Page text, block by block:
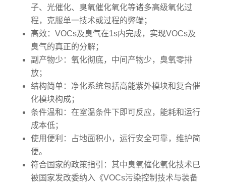
子、光催化、臭氧催化氧化等诸多高级氧化过
程，克服单一技术或过程的弊端；
高效：VOCs及臭气在1s内完成，实现VOCs及
臭气的真正的分解；
副产物少：氧化彻底，中间产物少，臭氧零排
放；
结构简单：净化系统包括高能紫外模块和复合催
化模块构成；
条件温和：在室温条件下即可反应，能耗和运行
成本低；
使用便利：占地面积小，运行安全可靠，维护简
便。
符合国家的政策指引：其中臭氧催化氧化技术已
被国家发改委纳入《VOCs污染控制技术与装备